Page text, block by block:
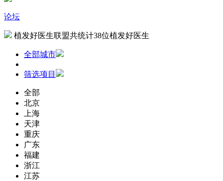
论坛
植发好医生联盟共统计38位植发好医生
全部城市
筛选项目
全部
北京
上海
天津
重庆
广东
福建
浙江
江苏